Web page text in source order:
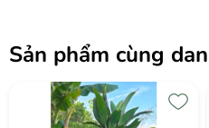
Sản phẩm cùng